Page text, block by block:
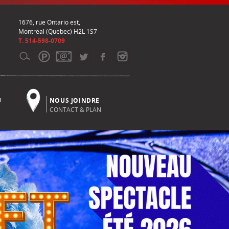
1676, rue Ontario est,
Montréal (Québec) H2L 1S7
T. 514-598-0709
NOUS JOINDRE
CONTACT & PLAN